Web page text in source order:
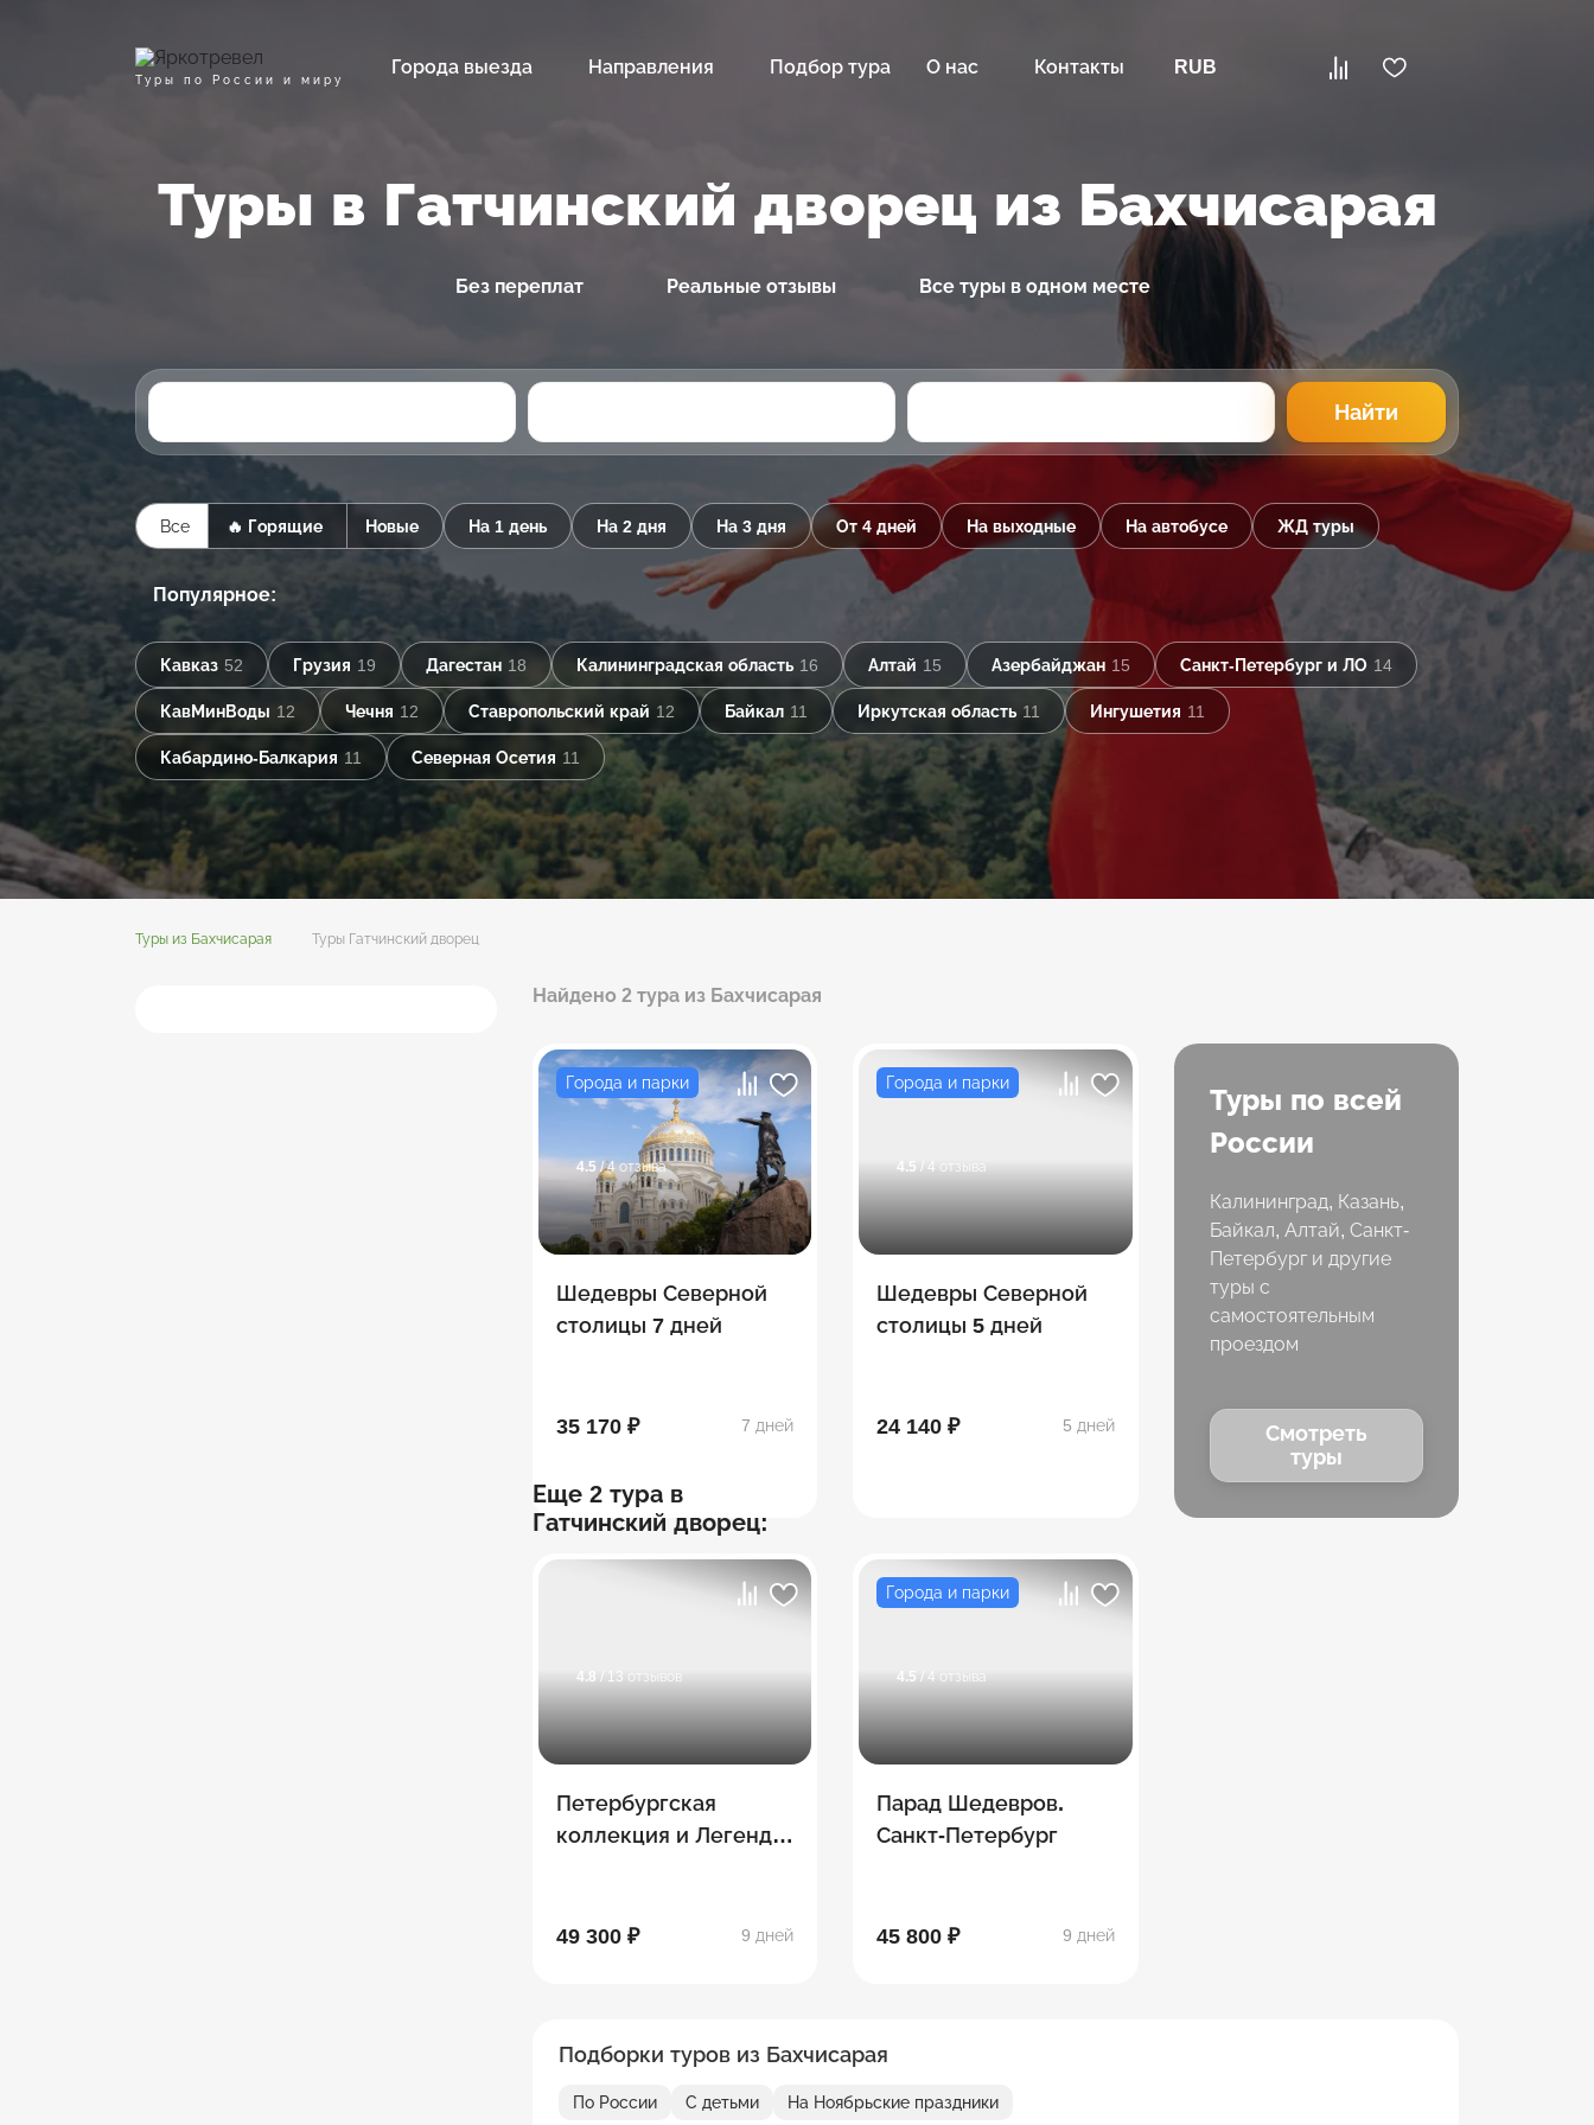
Туры по России и миру
Города выезда Направления Подбор тура О нас Контакты RUB
Туры в Гатчинский дворец из Бахчисарая
Без переплат Реальные отзывы Все туры в одном месте
Найти
Все 🔥 Горящие Новые На 1 день На 2 дня На 3 дня От 4 дней На выходные На автобусе ЖД туры
Популярное:
Кавказ 52 Грузия 19 Дагестан 18 Калининградская область 16 Алтай 15 Азербайджан 15 Санкт-Петербург и ЛО 14
КавМинВоды 12 Чечня 12 Ставропольский край 12 Байкал 11 Иркутская область 11 Ингушетия 11
Кабардино-Балкария 11 Северная Осетия 11
Туры из Бахчисарая Туры Гатчинский дворец
Найдено 2 тура из Бахчисарая
Города и парки
4.5/ 4 отзыва
Шедевры Северной
столицы 7 дней
35 170 ₽ 7 дней
Города и парки
4.5 / 4 отзыва
Шедевры Северной
столицы 5 дней
24 140 ₽ 5 дней
Туры по всей
России
Калининград, Казань,
Байкал, Алтай, Санкт-
Петербург и другие
туры с
самостоятельным
проездом
Смотреть
туры
Еще 2 тура в
Гатчинский дворец:
4.8 / 13 отзывов
Петербургская
коллекция и Легенды
49 300 ₽ 9 дней
Города и парки
4.5 / 4 отзыва
Парад Шедевров.
Санкт-Петербург
45 800 ₽ 9 дней
Подборки туров из Бахчисарая
По России С детьми На Ноябрьские праздники